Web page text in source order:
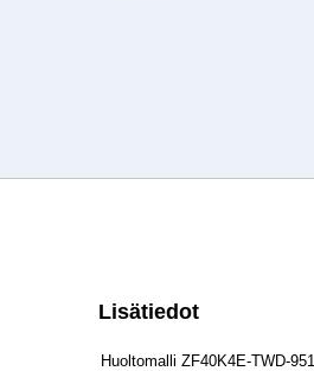
Lisätiedot
Huoltomalli ZF40K4E-TWD-951